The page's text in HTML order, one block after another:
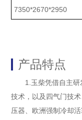
7350*2670*2950
产品特点
1.玉柴凭借自主研
技术，以及四气门技
压器、欧洲强制冷却